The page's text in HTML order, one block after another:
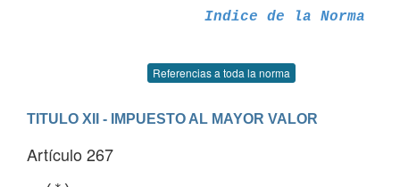
Indice de la Norma
Referencias a toda la norma
TITULO XII - IMPUESTO AL MAYOR VALOR
Artículo 267